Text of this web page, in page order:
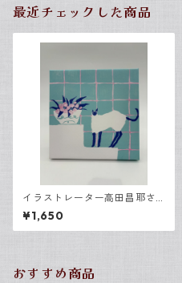
最近チェックした商品
イラストレーター高田昌耶さ
ん「猫」
¥1,650
おすすめ商品